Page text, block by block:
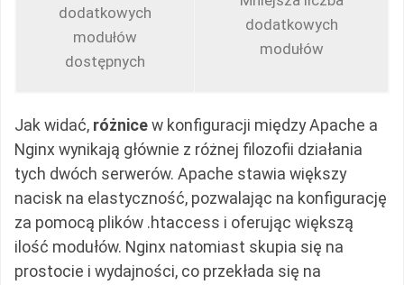
dodatkowych
modułów
dostępnych
dodatkowych
modułów
Jak widać, różnice w konfiguracji między Apache a
Nginx wynikają głównie z różnej filozofii działania
tych dwóch serwerów. Apache stawia większy
nacisk na elastyczność, pozwalając na konfigurację
za pomocą plików .htaccess i oferując większą
ilość modułów. Nginx natomiast skupia się na
prostocie i wydajności, co przekłada się na